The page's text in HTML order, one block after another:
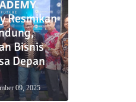
Resmikan
Bisnis
Depan
09, 2025